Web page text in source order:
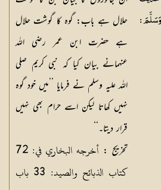
وَسَلَّمَ :
حلال ہے باب: گوہ کا گوشت حلال
ہے حضرت ابن عمر رضی اللہ
عنہمانے بیان کیا کہ نبی کریم صلی
اللہ علیہ وسلم نے فرمایا ’’میں خود گوہ
نہیں کھاتا لیکن اسے حرام بھی نہیں
قرار دیتا۔‘‘
تخریج :
أخرجه البخاري في: 72
كتاب الذبائح والصيد: 33 باب